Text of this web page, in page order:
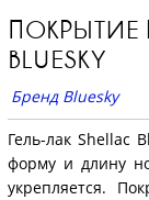
ПОКРЫТИЕ
BLUESKY
Бренд Bluesky
Гель-лак Shellac
форму и длину
укрепляется.